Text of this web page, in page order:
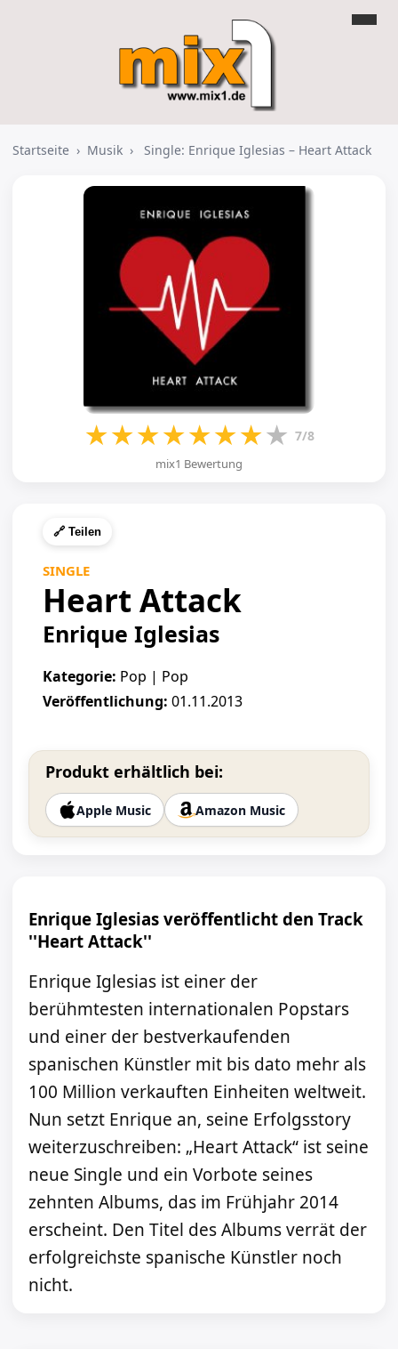
Startseite › Musik › Single: Enrique Iglesias – Heart Attack
★★★★★★★★ 7/8
mix1 Bewertung
🔗 Teilen
SINGLE
Heart Attack
Enrique Iglesias
Kategorie: Pop | Pop
Veröffentlichung: 01.11.2013
Produkt erhältlich bei:
Apple Music Amazon Music
Enrique Iglesias veröffentlicht den Track
''Heart Attack''
Enrique Iglesias ist einer der
berühmtesten internationalen Popstars
und einer der bestverkaufenden
spanischen Künstler mit bis dato mehr als
100 Million verkauften Einheiten weltweit.
Nun setzt Enrique an, seine Erfolgsstory
weiterzuschreiben: „Heart Attack“ ist seine
neue Single und ein Vorbote seines
zehnten Albums, das im Frühjahr 2014
erscheint. Den Titel des Albums verrät der
erfolgreichste spanische Künstler noch
nicht.